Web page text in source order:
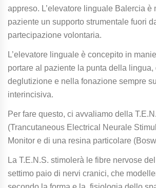
appreso. L’elevatore linguale Balercia è
paziente un supporto strumentale fuori
partecipazione volontaria.
L’elevatore linguale è concepito in
portare al paziente la punta della lingua,
deglutizione e nella fonazione sempre
interincisiva.
Per fare questo, ci avvaliamo della
(Trancutaneous Electrical Neurale
Monitor e di una resina particolare
La T.E.N.S. stimolerà le fibre nervose
settimo paio di nervi cranici, che